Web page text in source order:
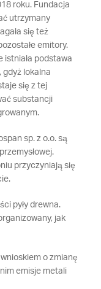
roku. Fundacja
utrzymany
się też
emitory.
istniała podstawa
gdyż lokalna
się z tej
substancji
sp. z o.o. są
przyczyniają się
pyły drewna.
jak
o zmianę
emisje metali